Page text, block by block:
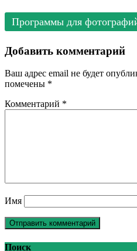
Программы для
Добавить комментарий
Ваш адрес email не будет
помечены *
Комментарий *
Имя
Поиск